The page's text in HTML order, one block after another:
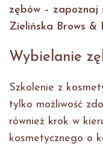
zębów –
Zielińska Brows &
Wybielanie
Szkolenie z
tylko możliwość
również krok w
kosmetycznego o